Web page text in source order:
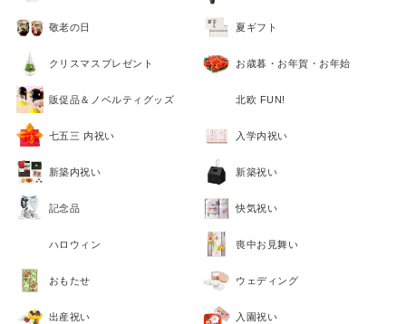
敬老の日 夏ギフト
クリスマスプレゼント お歳暮・お年賀・お年始
販促品＆ノベルティグッズ 北欧 FUN!
七五三 内祝い 入学内祝い
新築内祝い 新築祝い
記念品 快気祝い
ハロウィン 喪中お見舞い
おもたせ ウェディング
出産祝い 入園祝い